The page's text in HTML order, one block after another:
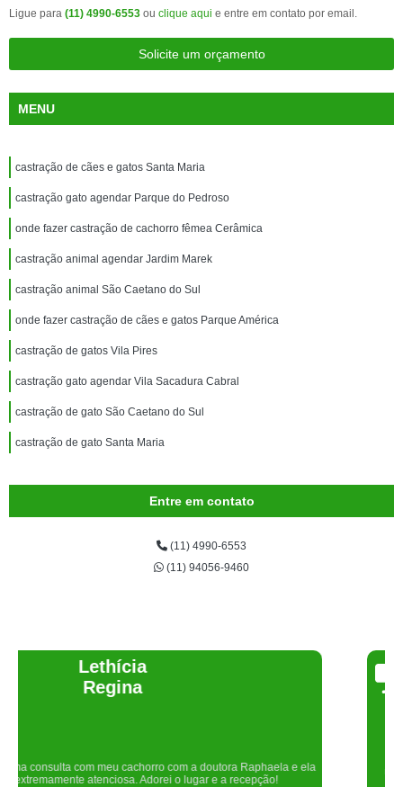
Ligue para (11) 4990-6553 ou clique aqui e entre em contato por email.
Solicite um orçamento
MENU
castração de cães e gatos Santa Maria
castração gato agendar Parque do Pedroso
onde fazer castração de cachorro fêmea Cerâmica
castração animal agendar Jardim Marek
castração animal São Caetano do Sul
onde fazer castração de cães e gatos Parque América
castração de gatos Vila Pires
castração gato agendar Vila Sacadura Cabral
castração de gato São Caetano do Sul
castração de gato Santa Maria
Entre em contato
(11) 4990-6553
(11) 94056-9460
Joelma Lilian
Um lugar maravilhoso. Sempre serei grata pelo que fizeram por nós!